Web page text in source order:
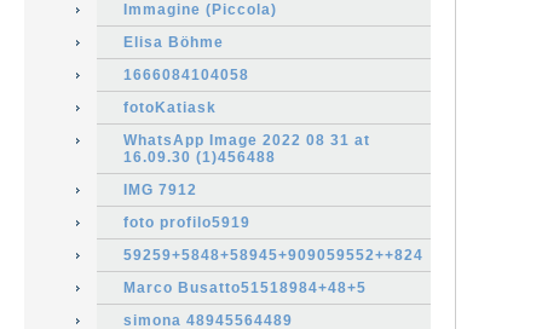
Immagine (Piccola)
Elisa Böhme
1666084104058
fotoKatiask
WhatsApp Image 2022 08 31 at
16.09.30 (1)456488
IMG 7912
foto profilo5919
59259+5848+58945+909059552++824
Marco Busatto51518984+48+5
simona 48945564489